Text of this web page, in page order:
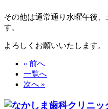
その他は通常通り水曜午後
す。
よろしくお願いいたします。
« 前へ
一覧へ
次へ »